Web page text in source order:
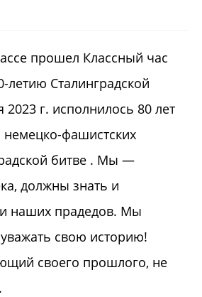
прошел Классный час
Сталинградской
2023 г. исполнилось 80 лет
немецко-фашистских
битве . Мы —
должны знать и
наших прадедов. Мы
свою историю!
своего прошлого, не